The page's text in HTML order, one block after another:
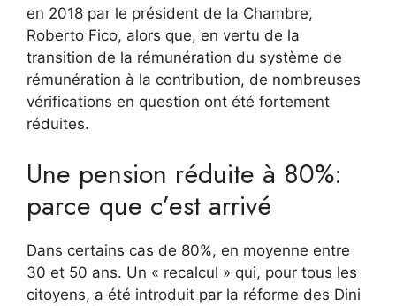
en 2018 par le président de la Chambre,
Roberto Fico, alors que, en vertu de la
transition de la rémunération du système de
rémunération à la contribution, de nombreuses
vérifications en question ont été fortement
réduites.
Une pension réduite à 80%:
parce que c’est arrivé
Dans certains cas de 80%, en moyenne entre
30 et 50 ans. Un « recalcul » qui, pour tous les
citoyens, a été introduit par la réforme des Dini